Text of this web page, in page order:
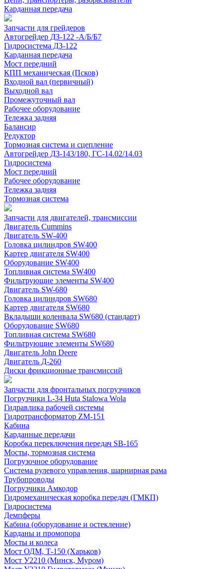
Карданная передача
Запчасти для грейдеров
Автогрейдер ДЗ-122 -А/Б/Б7
Гидросистема ДЗ-122
Карданная передача
Мост передний
КПП механическая (Псков)
Входной вал (первичный)
Выходной вал
Промежуточный вал
Рабочее оборудование
Тележка задняя
Балансир
Редуктор
Тормозная система и сцепление
Автогрейдер ДЗ-143/180, ГС-14.02/14.03
Гидросистема
Мост передний
Рабочее оборудование
Тележка задняя
Тормозная система
Запчасти для двигателей, трансмиссии
Двигатель Cummins
Двигатель SW-400
Головка цилиндров SW400
Картер двигателя SW400
Оборудование SW400
Топливная система SW400
Фильтрующие элементы SW400
Двигатель SW-680
Головка цилиндров SW680
Картер двигателя SW680
Вкладыши коленвала SW680 (стандарт)
Оборудование SW680
Топливная система SW680
Фильтрующие элементы SW680
Двигатель John Deere
Двигатель Д-260
Диски фрикционные трансмиссий
Запчасти для фронтальных погрузчиков
Погрузчики L-34 Huta Stalowa Wola
Гидравлика рабочей системы
Гидротрансформатор ZM-151
Кабина
Карданные передачи
Коробка переключения передач SB-165
Мосты, тормозная система
Погрузочное оборудование
Система рулевого управления, шарнирная рама
Трубопроводы
Погрузчики Амкодор
Гидромеханическая коробка передач (ГМКП)
Гидросистема
Демпферы
Кабина (оборудование и остекление)
Карданы и промопора
Мосты и колеса
Мост ОДМ, Т-150 (Харьков)
Мост У2210 (Минск, Муром)